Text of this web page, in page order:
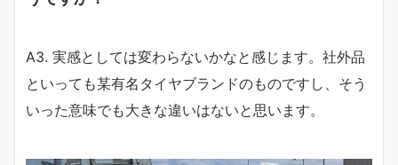
A3. 実感としては変わらないかなと感じます。社外品
といっても某有名タイヤブランドのものですし、そう
いった意味でも大きな違いはないと思います。